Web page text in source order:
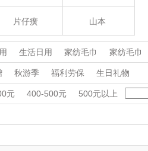
理商）
片仔癀 山本
HOLOHOLO 途柏丽TOBERLIR
匠心萌宠 YOTTOY
生活日用 家纺毛巾
家纺毛巾
个护清洁
抱枕被/抱枕
鲜花绿植
秋游季 福利劳保
生日礼物
伴手礼盒 会议礼品
国潮文创
女神节 奶企礼品
银行礼品
七夕节 建党节 圣诞节
教师节
元 400-500元 500元以上